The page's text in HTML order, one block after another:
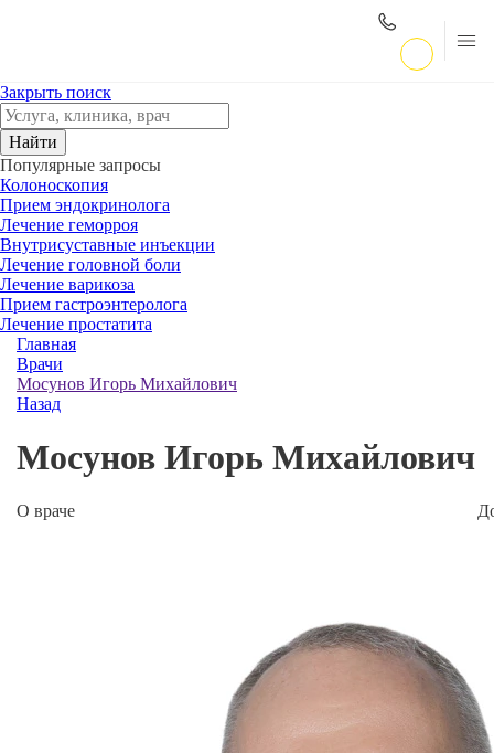
Закрыть поиск
Найти
Популярные запросы
Колоноскопия
Прием эндокринолога
Лечение геморроя
Внутрисуставные инъекции
Лечение головной боли
Лечение варикоза
Прием гастроэнтеролога
Лечение простатита
Главная
Врачи
Мосунов Игорь Михайлович
Назад
Мосунов Игорь Михайлович
О враче